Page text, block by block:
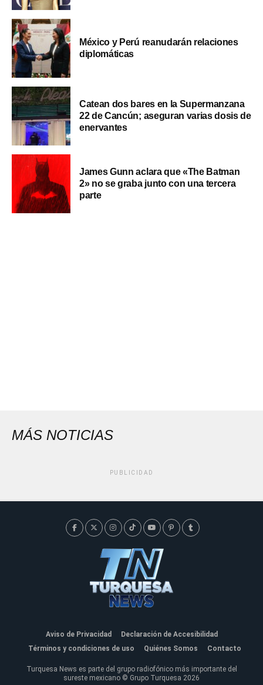
México y Perú reanudarán relaciones
diplomáticas
Catean dos bares en la Supermanzana
22 de Cancún; aseguran varias dosis de
enervantes
James Gunn aclara que «The Batman
2» no se graba junto con una tercera
parte
MÁS NOTICIAS
PUBLICIDAD
Aviso de Privacidad
Declaración de Accesibilidad
Términos y condiciones de uso
Quiénes Somos Contacto
Turquesa News es parte del grupo radiofónico más importante del
sureste mexicano © Grupo Turquesa 2026